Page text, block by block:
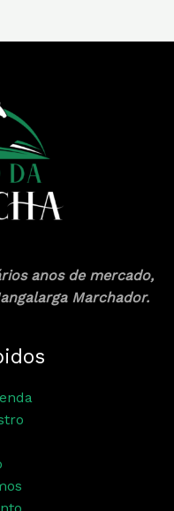
anos de mercado,
Marchador.